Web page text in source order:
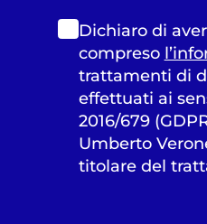
Dichiaro di
compreso
trattamenti di
effettuati ai
2016/679
Umberto
titolare del